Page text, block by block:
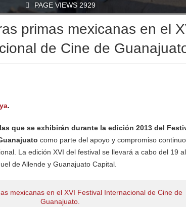
PAGE VIEWS 2929
primas mexicanas en el
de Cine de
.
que se exhibirán durante la edición 2013 del
como parte del apoyo y compromiso
La edición XVI del festival se llevará a cabo del 19
de Allende y Guanajuato Capital.